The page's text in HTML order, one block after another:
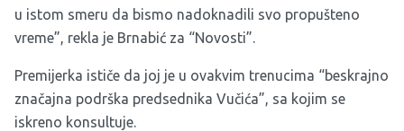
u istom smeru da bismo nadoknadili svo propušteno
vreme”, rekla je Brnabić za “Novosti”.
Premijerka ističe da joj je u ovakvim trenucima “beskrajno
značajna podrška predsednika Vučića”, sa kojim se
iskreno konsultuje.